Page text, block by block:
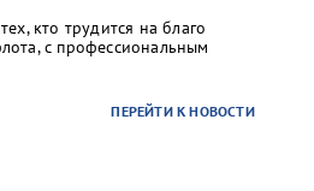
кто трудится на благо
с профессиональным
ПЕРЕЙТИ К НОВОСТИ